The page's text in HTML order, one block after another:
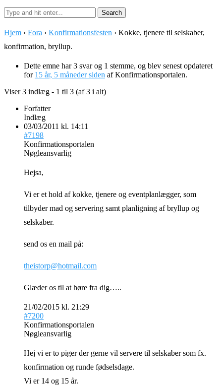
Hjem › Fora › Konfirmationsfesten › Kokke, tjenere til selskaber,
konfirmation, bryllup.
Dette emne har 3 svar og 1 stemme, og blev senest opdateret
for 15 år, 5 måneder siden afKonfirmationsportalen.
Viser 3 indlæg - 1 til 3 (af 3 i alt)
Forfatter
Indlæg
03/03/2011 kl. 14:11
#7198
Konfirmationsportalen
Nøgleansvarlig
Hejsa,
Vi er et hold af kokke, tjenere og eventplanlægger, som
tilbyder mad og servering samt planligning af bryllup og
selskaber.
send os en mail på:
theistorp@hotmail.com
Glæder os til at høre fra dig…..
21/02/2015 kl. 21:29
#7200
Konfirmationsportalen
Nøgleansvarlig
Hej vi er to piger der gerne vil servere til selskaber som fx.
konfirmation og runde fødselsdage.
Vi er 14 og 15 år.